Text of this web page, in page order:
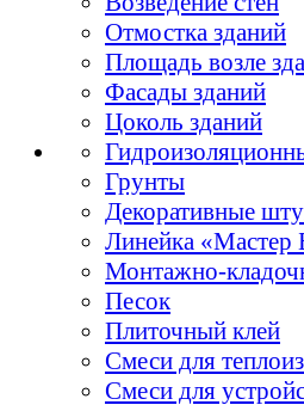
Отмостка зданий
Площадь возле
Фасады зданий
Цоколь зданий
Грунты
Декоративные
Линейка «Мастер
Монтажно-
Песок
Плиточный клей
Смеси для
Смеси для